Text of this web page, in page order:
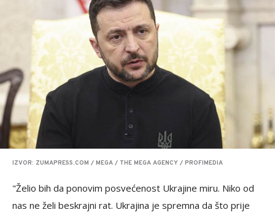
IZVOR: ZUMAPRESS.COM / MEGA / THE MEGA AGENCY / PROFIMEDIA
"Želio bih da ponovim posvećenost Ukrajine miru. Niko od
nas ne želi beskrajni rat. Ukrajina je spremna da što prije